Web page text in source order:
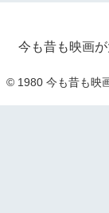
今も昔も映画
© 1980 今も昔も映